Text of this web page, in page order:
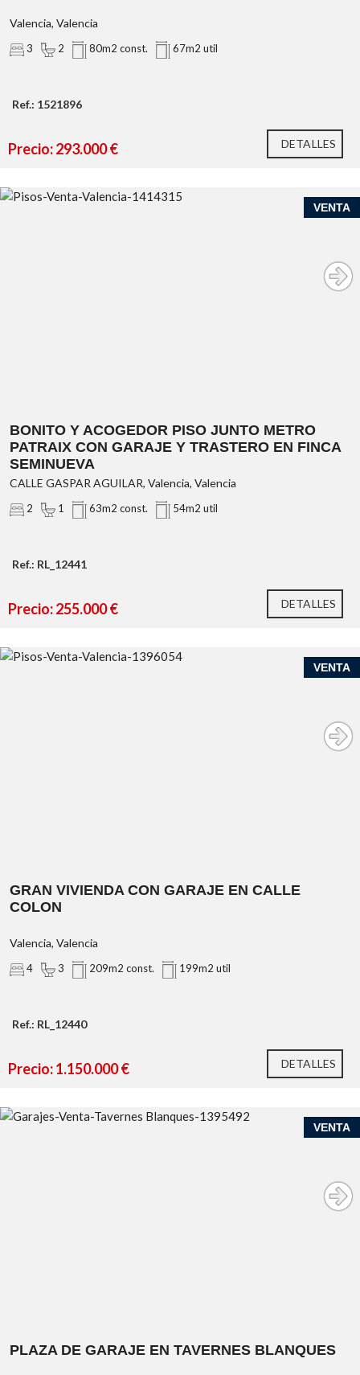
Valencia, Valencia
3 2 80m2 const. 67m2 util
Ref.: 1521896
Precio: 293.000 € DETALLES
VENTA
BONITO Y ACOGEDOR PISO JUNTO METRO
PATRAIX CON GARAJE Y TRASTERO EN FINCA
SEMINUEVA
CALLE GASPAR AGUILAR, Valencia, Valencia
2 1 63m2 const. 54m2 util
Ref.: RL_12441
Precio: 255.000 € DETALLES
VENTA
GRAN VIVIENDA CON GARAJE EN CALLE
COLON
Valencia, Valencia
4 3 209m2 const. 199m2 util
Ref.: RL_12440
Precio: 1.150.000 € DETALLES
VENTA
PLAZA DE GARAJE EN TAVERNES BLANQUES